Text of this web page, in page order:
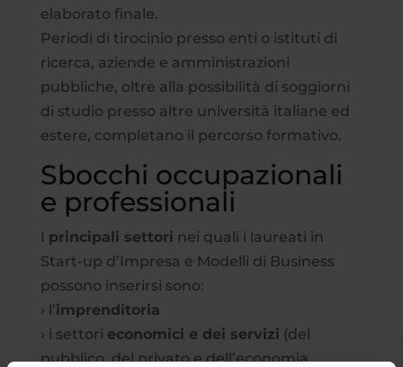
elaborato finale.
Periodi di tirocinio presso enti o istituti di
ricerca, aziende e amministrazioni
pubbliche, oltre alla possibilità di soggiorni
di studio presso altre università italiane ed
estere, completano il percorso formativo.
Sbocchi occupazionali
e professionali
I principali settori nei quali i laureati in
Start-up d’Impresa e Modelli di Business
possono inserirsi sono:
› l’imprenditoria
› i settori economici e dei servizi (del
pubblico, del privato e dell’economia